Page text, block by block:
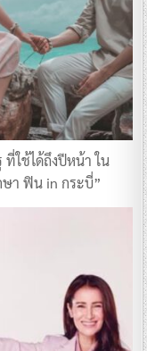
ใช้ได้ถึงปีหน้า ใน
ษา ฟิน in กระบี่”